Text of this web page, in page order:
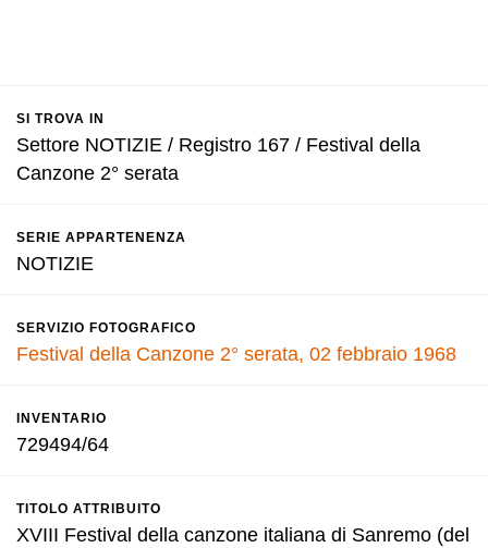
SI TROVA IN
Settore NOTIZIE / Registro 167 / Festival della
Canzone 2° serata
SERIE APPARTENENZA
NOTIZIE
SERVIZIO FOTOGRAFICO
Festival della Canzone 2° serata, 02 febbraio 1968
INVENTARIO
729494/64
TITOLO ATTRIBUITO
XVIII Festival della canzone italiana di Sanremo (del